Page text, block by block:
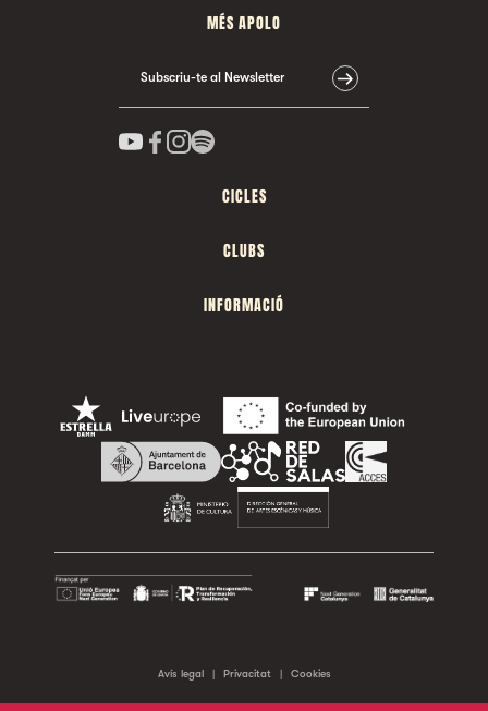
MÉS APOLO
Subscriu-te al Newsletter
CICLES
CLUBS
INFORMACIÓ
Avís legal | Privacitat | Cookies